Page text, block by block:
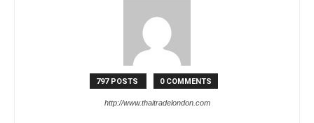
797 POSTS 0 COMMENTS
http://www.thaitradelondon.com